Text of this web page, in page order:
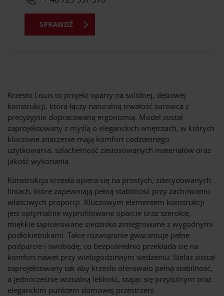
Krzesło Louis to projekt oparty na solidnej, dębowej
konstrukcji, która łączy naturalną trwałość surowca z
precyzyjnie dopracowaną ergonomią. Model został
zaprojektowany z myślą o eleganckich wnętrzach, w których
kluczowe znaczenie mają komfort codziennego
użytkowania, szlachetność zastosowanych materiałów oraz
jakość wykonania.
Konstrukcja krzesła opiera się na prostych, zdecydowanych
liniach, które zapewniają pełną stabilność przy zachowaniu
właściwych proporcji. Kluczowym elementem konstrukcji
jest optymalnie wyprofilowane oparcie oraz szerokie,
miękkie tapicerowane siedzisko zintegrowane z wygodnymi
podłokietnikami. Takie rozwiązanie gwarantuje pełne
podparcie i swobodę, co bezpośrednio przekłada się na
komfort nawet przy wielogodzinnym siedzeniu. Stelaż został
zaprojektowany tak aby krzesło oferowało pełną stabilność,
a jednocześnie wizualną lekkość, stając się przytulnym oraz
eleganckim punktem domowej przestrzeni.
SPRAWDŹ